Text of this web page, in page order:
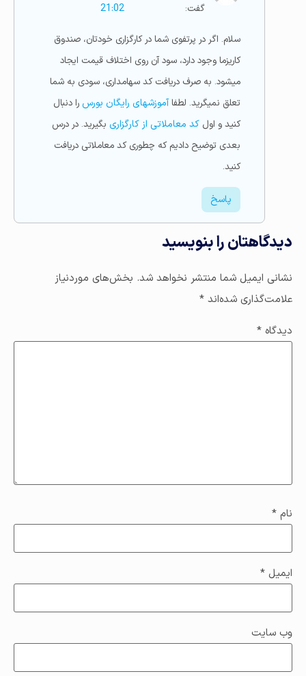
گفت:
21:02
سلام. اگر در پرتفوی شما در کارگزاری خودتان، صندوق
کاریزما وجود دارد، سود آن روی اختلاف قیمت ایجاد
میشود. به صرف دریافت کد سهامداری، سودی به شما
تعلق نمیگرید. لطفاآموزشهای رایگان بورس را دنبال
کنید و اول کد معاملاتی از کارگزاری بگیرید. در درس
بعدی توضیح دادیم که چطوری کد معاملاتی دریافت
کنید.
پاسخ
دیدگاهتان را بنویسید
نشانی ایمیل شما منتشر نخواهد شد. بخش‌های موردنیاز
علامت‌گذاری شده‌اند *
دیدگاه *
نام *
ایمیل *
وب‌ سایت